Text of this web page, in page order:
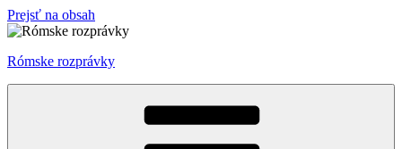
Prejsť na obsah
Rómske rozprávky